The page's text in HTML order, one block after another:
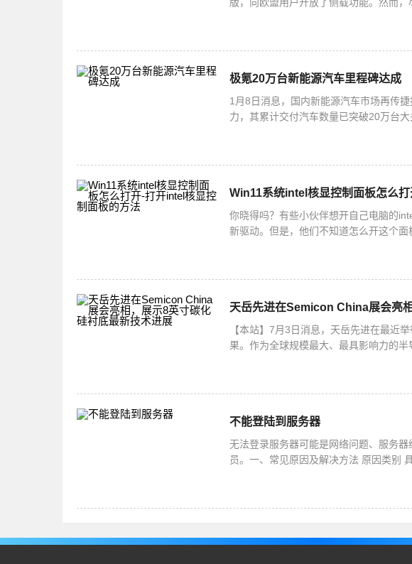
版，向欧盟用户开放了侧载功能。然而
极氪20万台新能源汽车里程碑达成
1月8日消息，国内新能源汽车市场再传
力，其累计交付汽车数量已突破20万台
Win11系统intel核显控制面板怎么
你晓得吗？有些小伙伴想开自己电脑的
新驱动。但是，他们不知道怎么开这个
天岳先进在Semicon China展会亮
【本站】7月3日消息，天岳先进在最近
果。作为全球规模最大、最具影响力的
不能登陆到服务器
无法登录服务器可能是网络问题、服务
员。一、常见原因及解决方法 原因类别